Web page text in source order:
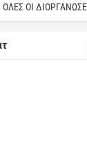
ΌΛΕΣ ΟΙ